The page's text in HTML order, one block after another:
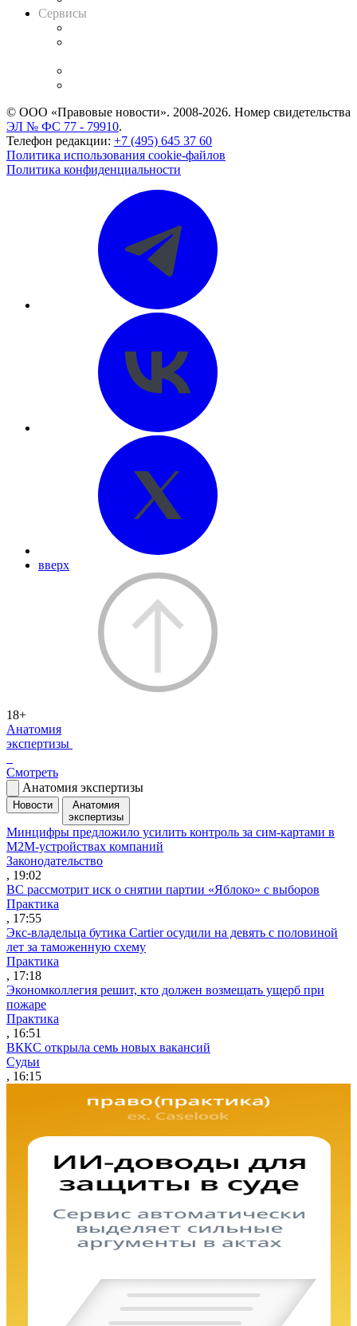
Сервисы
© ООО «Правовые новости». 2008-2026. Номер свидетельства
ЭЛ № ФС 77 - 79910.
Телефон редакции: +7 (495) 645 37 60
Политика использования cookie-файлов
Политика конфиденциальности
вверх
18+
Анатомия
экспертизы
Смотреть
Анатомия экспертизы
Новости
Анатомия
экспертизы
Минцифры предложило усилить контроль за сим-картами в
M2M-устройствах компаний
Законодательство
, 19:02
ВС рассмотрит иск о снятии партии «Яблоко» с выборов
Практика
, 17:55
Экс-владельца бутика Cartier осудили на девять с половиной
лет за таможенную схему
Практика
, 17:18
Экономколлегия решит, кто должен возмещать ущерб при
пожаре
Практика
, 16:51
ВККС открыла семь новых вакансий
Судьи
, 16:15